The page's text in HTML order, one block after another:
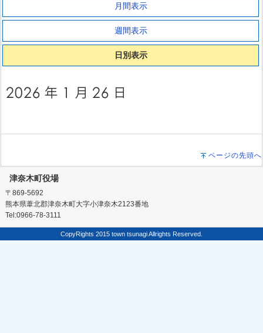
月間表示
週間表示
日別表示
ページの先頭へ
津奈木町役場
〒869-5692
熊本県葦北郡津奈木町大字小津奈木2123番地
Tel:0966-78-3111
CopyRights 2015 town tsunagi Allrights Reserved.